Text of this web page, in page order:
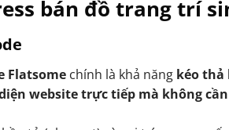
bán đồ trang trí
Flatsome chính là khả năng kéo
website trực tiếp mà không